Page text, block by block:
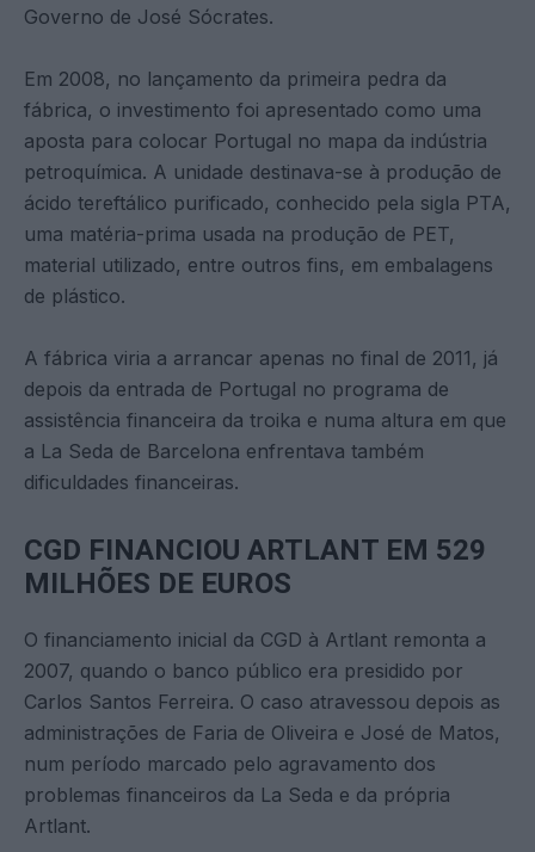
Governo de José Sócrates.
Em 2008, no lançamento da primeira pedra da
fábrica, o investimento foi apresentado como uma
aposta para colocar Portugal no mapa da indústria
petroquímica. A unidade destinava-se à produção de
ácido tereftálico purificado, conhecido pela sigla PTA,
uma matéria-prima usada na produção de PET,
material utilizado, entre outros fins, em embalagens
de plástico.
A fábrica viria a arrancar apenas no final de 2011, já
depois da entrada de Portugal no programa de
assistência financeira da troika e numa altura em que
a La Seda de Barcelona enfrentava também
dificuldades financeiras.
CGD FINANCIOU ARTLANT EM 529
MILHÕES DE EUROS
O financiamento inicial da CGD à Artlant remonta a
2007, quando o banco público era presidido por
Carlos Santos Ferreira. O caso atravessou depois as
administrações de Faria de Oliveira e José de Matos,
num período marcado pelo agravamento dos
problemas financeiros da La Seda e da própria
Artlant.